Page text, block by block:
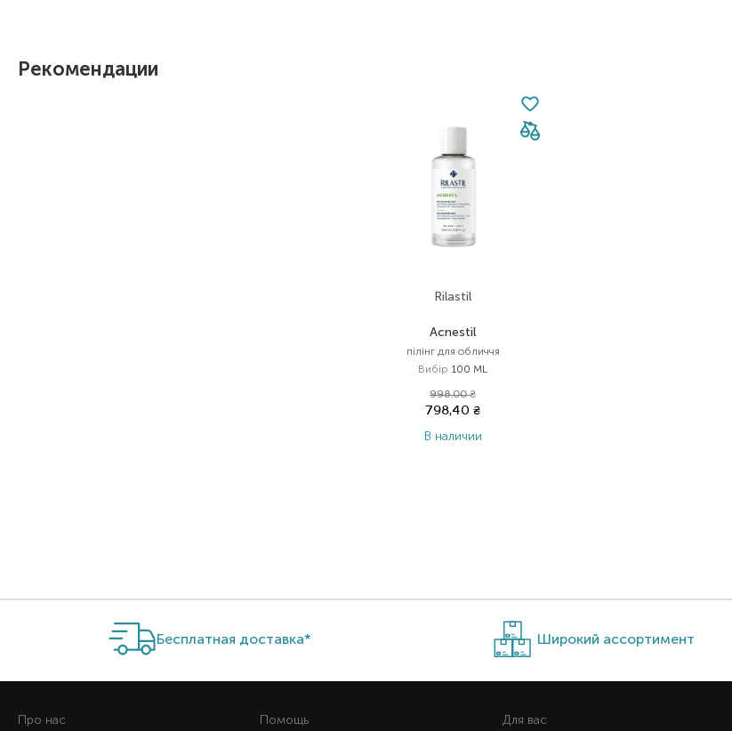
Рекомендации
Rilastil
Acnestil
пілінг для обличчя
Вибір 100 ML
998,00₴
798,40₴
В наличии
Бесплатная доставка* Широкий ассортимент
Про нас Помощь Для вас